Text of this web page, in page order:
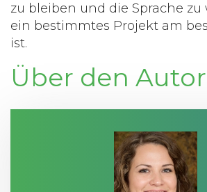
zu bleiben und die Sprache
ein bestimmtes Projekt am
ist.
Über den Autor